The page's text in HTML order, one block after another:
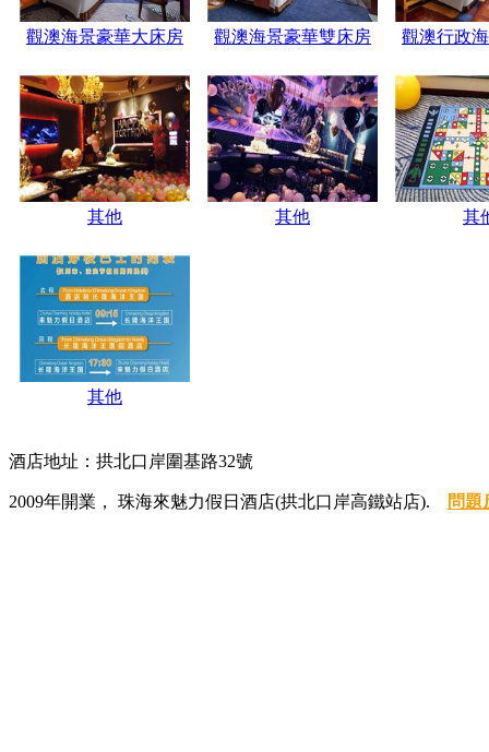
觀澳海景豪華大床房 觀澳海景豪華雙床房 觀澳行政
其他 其他 其
其他
酒店地址：拱北口岸圍基路32號
2009年開業， 珠海來魅力假日酒店(拱北口岸高鐵站店). 問題